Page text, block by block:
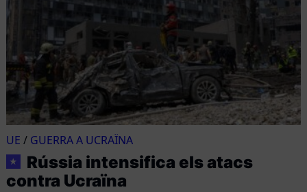
UE / GUERRA A UCRAÏNA
★
Rússia intensifica els atacs
contra Ucraïna